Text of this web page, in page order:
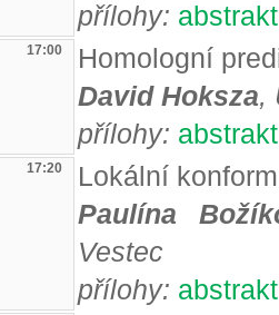
přílohy: abstrakt
17:00
Homologní
David Hoksza,
přílohy: abstrakt
17:20
Lokální
Paulína
Vestec
přílohy: abstrakt